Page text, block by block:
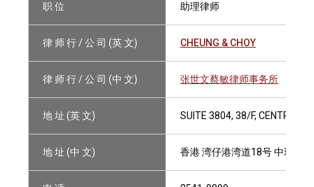
职 位 助理律师
律 师 行 / 公 司 (英 文) CHEUNG & CHOY
律 师 行 / 公 司 (中 文) 张世文蔡敏律师事务所
地 址 (英 文) SUITE 3804, 38/F, CENTRAL
地 址 (中 文) 香港 湾仔港湾道18号 中环广